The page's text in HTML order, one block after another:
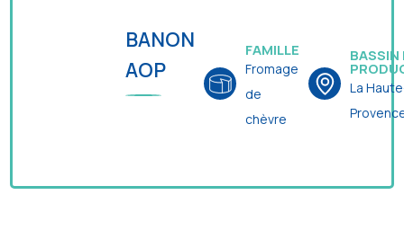
BANON
AOP
FAMILLE
Fromage
de
chèvre
BASSIN
La